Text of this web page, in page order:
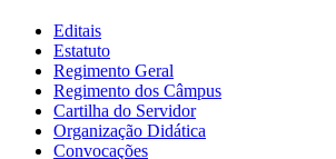
Editais
Estatuto
Regimento Geral
Regimento dos Câmpus
Cartilha do Servidor
Organização Didática
Convocações